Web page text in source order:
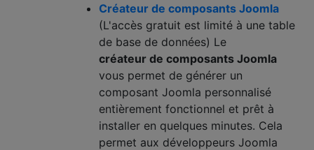
Créateur de composants Joomla
(L'accès gratuit est limité à une table
de base de données) Le
créateur de composants Joomla
vous permet de générer un
composant Joomla personnalisé
entièrement fonctionnel et prêt à
installer en quelques minutes. Cela
permet aux développeurs Joomla